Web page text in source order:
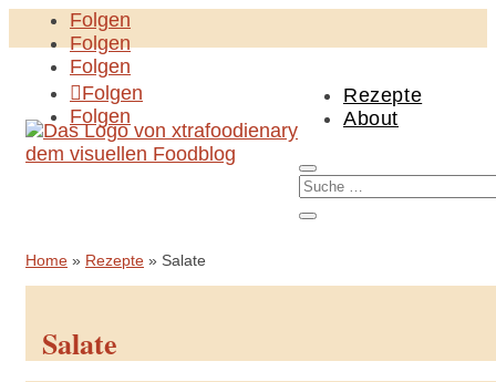
Folgen
Folgen
Folgen
Folgen
Folgen
Rezepte
About
Home » Rezepte » Salate
Salate